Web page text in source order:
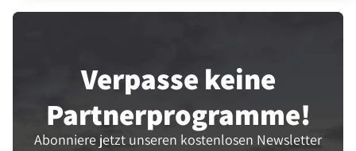
Verpasse keine
Partner­programme!
Abonniere jetzt unseren kostenlosen Newsletter